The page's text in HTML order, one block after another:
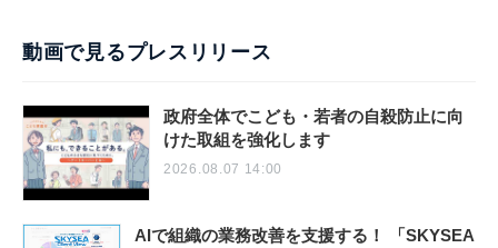
動画で見るプレスリリース
政府全体でこども・若者の自殺防止に向
けた取組を強化します
2026.08.07 14:00
AIで組織の業務改善を支援する！ 「SKYSEA